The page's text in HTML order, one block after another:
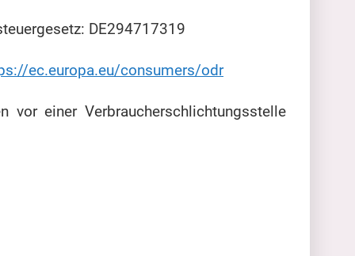
DE294717319
ec.europa.eu/consumers/odr
vor einer Verbraucherschlichtungsstelle